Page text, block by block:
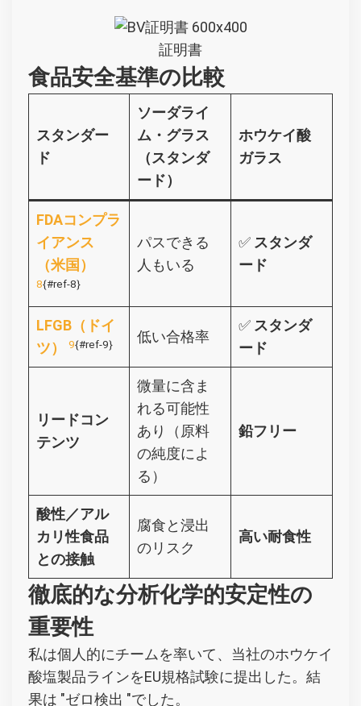
証明書
食品安全基準の比較
スタンダー
ド
ソーダライ
ム・グラス
（スタンダ
ード）
ホウケイ酸
ガラス
FDAコンプラ
イアンス
（米国）
8{#ref-8}
パスできる
人もいる
✅ スタンダ
ード
LFGB（ドイ
ツ）
9{#ref-9} 低い合格率
✅ スタンダ
ード
リードコン
テンツ
微量に含ま
れる可能性
あり（原料
の純度によ
る）
鉛フリー
酸性／アル
カリ性食品
との接触
腐食と浸出
のリスク
高い耐食性
徹底的な分析化学的安定性の
重要性
私は個人的にチームを率いて、当社のホウケイ
酸塩製品ラインをEU規格試験に提出した。結
果は "ゼロ検出 "でした。